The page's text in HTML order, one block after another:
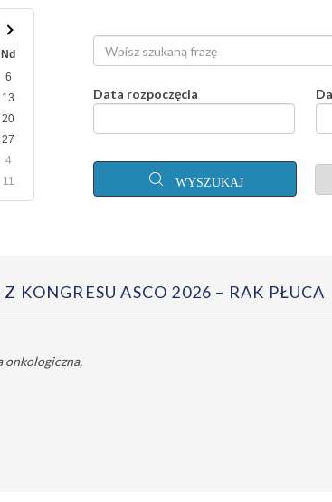
Nd
6
13
20
27
4
11
Data rozpoczęcia
WYSZUKAJ
KONGRESU ASCO 2026 – RAK PŁUCA
onkologiczna